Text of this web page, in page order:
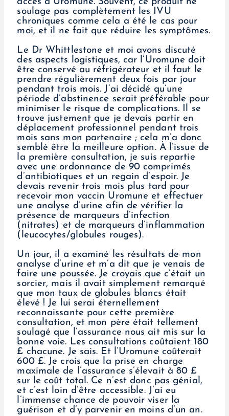
soulage pas complètement les IVU
chroniques comme cela a été le cas pour
moi, et il ne fait que réduire les symptômes.
Le Dr Whittlestone et moi avons discuté
des aspects logistiques, car l’Uromune doit
être conservé au réfrigérateur et il faut le
prendre régulièrement deux fois par jour
pendant trois mois. J’ai décidé qu’une
période d’abstinence serait préférable pour
minimiser le risque de complications. Il se
trouve justement que je devais partir en
déplacement professionnel pendant trois
mois sans mon partenaire ; cela m’a donc
semblé être la meilleure option. À l’issue de
la première consultation, je suis repartie
avec une ordonnance de 90 comprimés
d’antibiotiques et un regain d’espoir. Je
devais revenir trois mois plus tard pour
recevoir mon vaccin Uromune et effectuer
une analyse d’urine afin de vérifier la
présence de marqueurs d’infection
(nitrates) et de marqueurs d’inflammation
(leucocytes/globules rouges).
Un jour, il a examiné les résultats de mon
analyse d’urine et m’a dit que je venais de
faire une poussée. Je croyais que c’était un
sorcier, mais il avait simplement remarqué
que mon taux de globules blancs était
élevé ! Je lui serai éternellement
reconnaissante pour cette première
consultation, et mon père était tellement
soulagé que l’assurance nous ait mis sur la
bonne voie. Les consultations coûtaient 180
£ chacune. Je sais. Et l’Uromune coûterait
600 £. Je crois que la prise en charge
maximale de l’assurance s’élevait à 80 £
sur le coût total. Ce n’est donc pas génial,
et c’est loin d’être accessible. J’ai eu
l’immense chance de pouvoir viser la
guérison et d’y parvenir en moins d’un an.